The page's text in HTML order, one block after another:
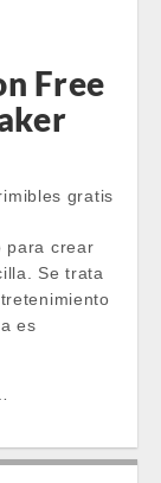
Free
para crear
Se trata
es